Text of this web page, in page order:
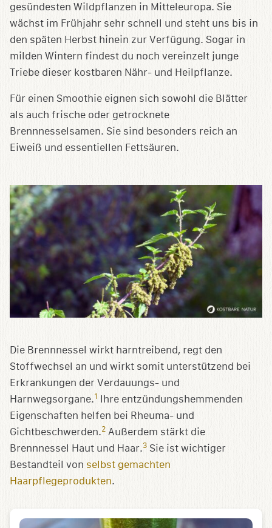
gesündesten Wildpflanzen in Mitteleuropa. Sie
wächst im Frühjahr sehr schnell und steht uns bis in
den späten Herbst hinein zur Verfügung. Sogar in
milden Wintern findest du noch vereinzelt junge
Triebe dieser kostbaren Nähr- und Heilpflanze.
Für einen Smoothie eignen sich sowohl die Blätter
als auch frische oder getrocknete
Brennnesselsamen. Sie sind besonders reich an
Eiweiß und essentiellen Fettsäuren.
Die Brennnessel wirkt harntreibend, regt den
Stoffwechsel an und wirkt somit unterstützend bei
Erkrankungen der Verdauungs- und
Harnwegsorgane.1 Ihre entzündungshemmenden
Eigenschaften helfen bei Rheuma- und
Gichtbeschwerden.2 Außerdem stärkt die
Brennnessel Haut und Haar.3 Sie ist wichtiger
Bestandteil von selbst gemachten
Haarpflegeprodukten.